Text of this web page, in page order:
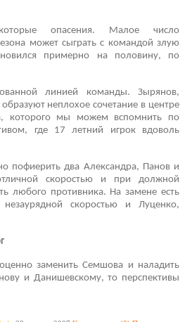
опасения. Малое число
может сыграть с командой злую
примерно на половину, по
линией команды. Зырянов,
неплохое сочетание в центре
которого мы можем вспомнить по
где 17 летний игрок вдоволь
пофиерить два Александра, Панов и
скоростью и при должной
любого противника. На замене есть
скоростью и Луценко,
заменить Семшова и наладить
и Данишевскому, то перспективы